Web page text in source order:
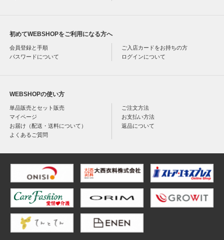
初めてWEBSHOPをご利用になる方へ
会員登録と手順
ご入店カードをお持ちの方
パスワードについて
ログインについて
WEBSHOPの使い方
単品販売とセット販売
ご注文方法
マイページ
お支払い方法
お届け（配送・送料について）
返品について
よくあるご質問